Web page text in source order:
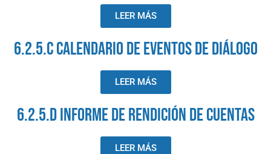
LEER MÁS
6.2.5.C calendario de eventos de diálogo
LEER MÁS
6.2.5.D informe de rendición de cuentas
LEER MÁS